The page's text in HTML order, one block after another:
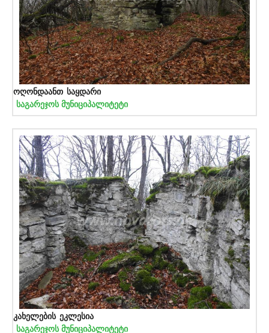
ოღონდაანთ საყდარი
საგარეჯოს მუნიციპალიტეტი
კახელების ეკლესია
საგარეჯოს მუნიციპალიტეტი